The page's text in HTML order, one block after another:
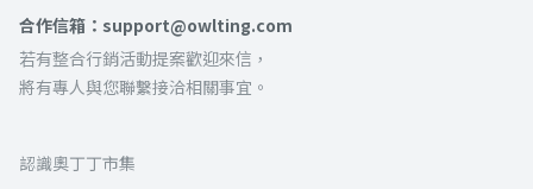
合作信箱：support@owlting.com
若有整合行銷活動提案歡迎來信，
將有專人與您聯繫接洽相關事宜。
認識奧丁丁市集